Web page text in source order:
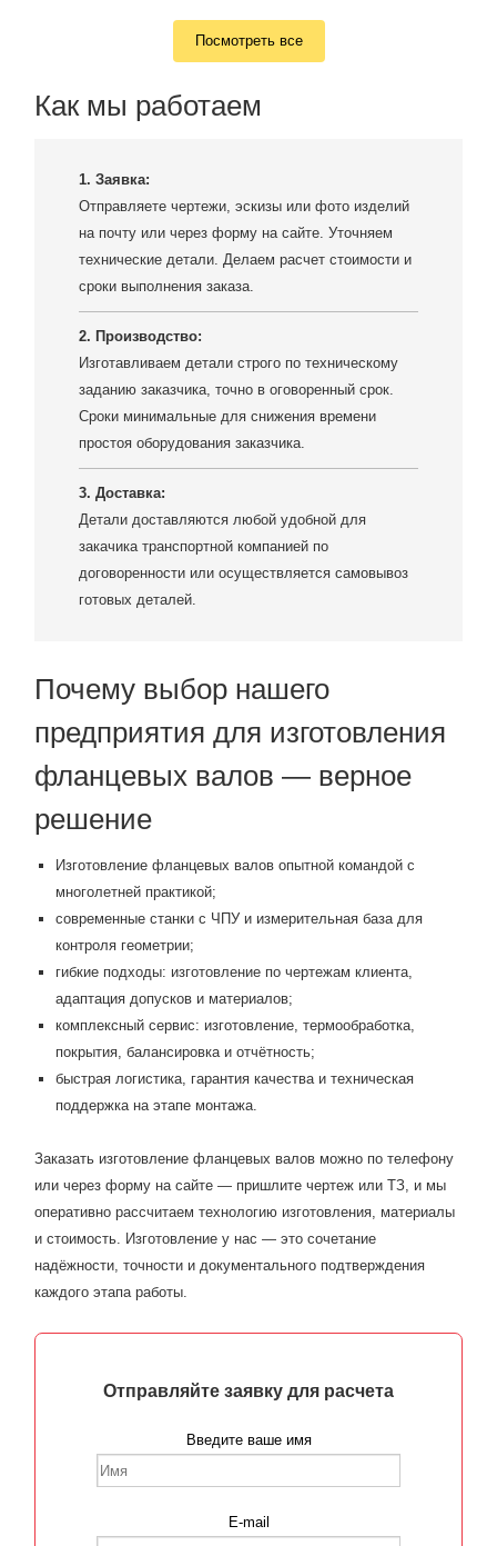
Посмотреть все
Как мы работаем
1. Заявка:
Отправляете чертежи, эскизы или фото изделий
на почту или через форму на сайте. Уточняем
технические детали. Делаем расчет стоимости и
сроки выполнения заказа.
2. Производство:
Изготавливаем детали строго по техническому
заданию заказчика, точно в оговоренный срок.
Сроки минимальные для снижения времени
простоя оборудования заказчика.
3. Доставка:
Детали доставляются любой удобной для
закачика транспортной компанией по
договоренности или осуществляется самовывоз
готовых деталей.
Почему выбор нашего
предприятия для изготовления
фланцевых валов — верное
решение
Изготовление фланцевых валов опытной командой с
многолетней практикой;
современные станки с ЧПУ и измерительная база для
контроля геометрии;
гибкие подходы: изготовление по чертежам клиента,
адаптация допусков и материалов;
комплексный сервис: изготовление, термообработка,
покрытия, балансировка и отчётность;
быстрая логистика, гарантия качества и техническая
поддержка на этапе монтажа.
Заказать изготовление фланцевых валов можно по телефону
или через форму на сайте — пришлите чертеж или ТЗ, и мы
оперативно рассчитаем технологию изготовления, материалы
и стоимость. Изготовление у нас — это сочетание
надёжности, точности и документального подтверждения
каждого этапа работы.
Отправляйте заявку для расчета
Введите ваше имя
E-mail